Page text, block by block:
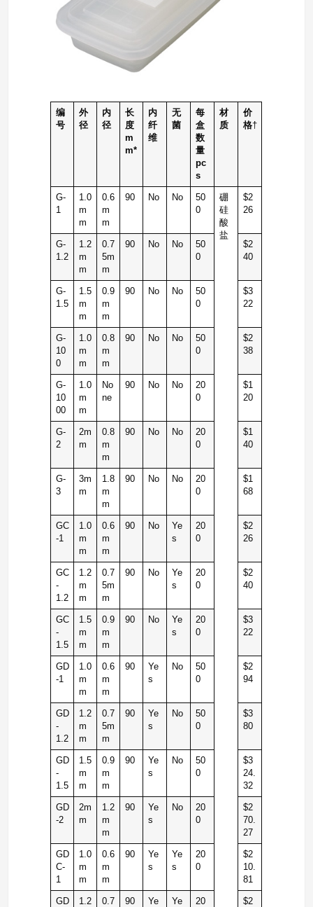
编
号
外
径
内
径
长
度
m
m*
内
纤
维
无
菌
每
盒
数
量
pc
s
材
质
价
格†
G-
1
1.0
m
m
0.6
m
m
90 No No
50
0
硼
硅
酸
盐
$2
26
G-
1.2
1.2
m
m
0.7
5m
m
90 No No
50
0
$2
40
G-
1.5
1.5
m
m
0.9
m
m
90 No No
50
0
$3
22
G-
10
0
1.0
m
m
0.8
m
m
90 No No
50
0
$2
38
G-
10
00
1.0
m
m
No
ne
90 No No
20
0
$1
20
G-
2
2m
m
0.8
m
m
90 No No
20
0
$1
40
G-
3
3m
m
1.8
m
m
90 No No
20
0
$1
68
GC
-1
1.0
m
m
0.6
m
m
90 No
Ye
s
20
0
$2
26
GC
-
1.2
1.2
m
m
0.7
5m
m
90 No
Ye
s
20
0
$2
40
GC
-
1.5
1.5
m
m
0.9
m
m
90 No
Ye
s
20
0
$3
22
GD
-1
1.0
m
m
0.6
m
m
90
Ye
s
No
50
0
$2
94
GD
-
1.2
1.2
m
m
0.7
5m
m
90
Ye
s
No
50
0
$3
80
GD
-
1.5
1.5
m
m
0.9
m
m
90
Ye
s
No
50
0
$3
24.
32
GD
-2
2m
m
1.2
m
m
90
Ye
s
No
20
0
$2
70.
27
GD
C-
1
1.0
m
m
0.6
m
m
90
Ye
s
Ye
s
20
0
$2
10.
81
GD
1.2
0.7
90
Ye
Ye
20
$2